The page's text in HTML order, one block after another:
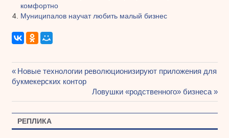
комфортно
Муниципалов научат любить малый бизнес
Навигация
по
записям
Предыдущая
запись:
Новые технологии революционизируют приложения для
букмекерских контор
Следующая
запись:
Ловушки «родственного» бизнеса
РЕПЛИКА